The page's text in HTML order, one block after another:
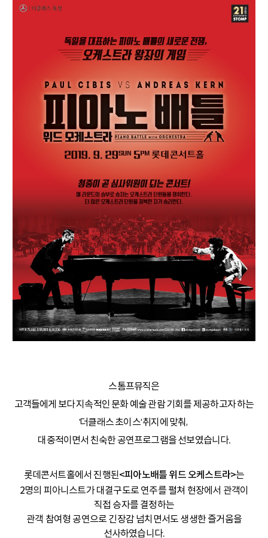
스톰프뮤직은
고객들에게 보다 지속적인 문화 예술 관람 기회를 제공하고자 하는
'더클래스 초이스' 취지에 맞춰,
대중적이면서 친숙한 공연프로그램을 선보였습니다.
롯데콘서트홀에서 진행된<피아노배틀 위드 오케스트라>는
2명의 피아니스트가 대결구도로 연주를 펼쳐 현장에서 관객이
직접 승자를 결정하는
관객 참여형 공연으로 긴장감 넘치면서도 생생한 즐거움을
선사하였습니다.